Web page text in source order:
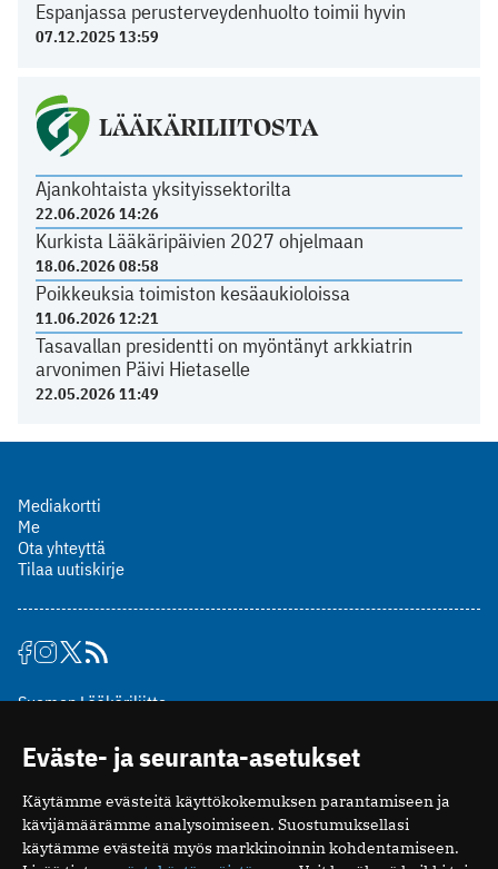
Espanjassa perusterveydenhuolto toimii hyvin
07.12.2025 13:59
LÄÄKÄRILIITOSTA
Ajankohtaista yksityissektorilta
22.06.2026 14:26
Kurkista Lääkäripäivien 2027 ohjelmaan
18.06.2026 08:58
Poikkeuksia toimiston kesäaukioloissa
11.06.2026 12:21
Tasavallan presidentti on myöntänyt arkkiatrin
arvonimen Päivi Hietaselle
22.05.2026 11:49
Mediakortti
Me
Ota yhteyttä
Tilaa uutiskirje
Suomen Lääkäriliitto
00510 Helsinki
puh. (09) 393 091
toimitus@potilaanlaakarilehti.fi
ISSN 2323-9476
Eväste- ja seuranta-asetukset
Käytämme evästeitä käyttökokemuksen parantamiseen ja
kävijämäärämme analysoimiseen. Suostumuksellasi
käytämme evästeitä myös markkinoinnin kohdentamiseen.